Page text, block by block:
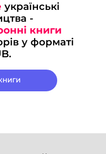
українські
-
книги
у форматі